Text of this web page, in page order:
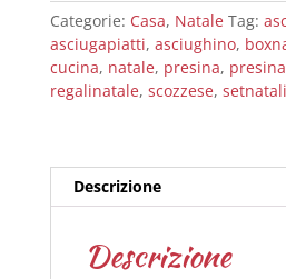
in
rosa
quantità
Categorie: Casa, Natale Tag:
asciugapiatti, asciughino,
cucina, natale, presina,
regalinatale, scozzese,
Descrizione
Descrizione